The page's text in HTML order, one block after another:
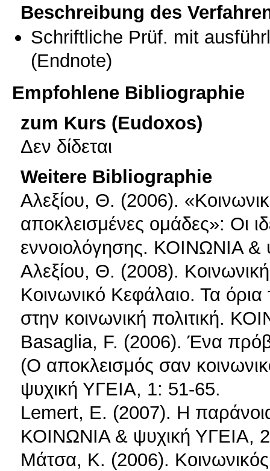
Beschreibung des
Schriftliche Prüf. mit
(Endnote)
Empfohlene Bibliographie
zum Kurs (Eudoxos)
Δεν δίδεται
Weitere Bibliographie
Αλεξίου, Θ. (2006).
αποκλεισμένες ομάδες»: Οι
εννοιολόγησης. ΚΟΙΝΩΝΙΑ
Αλεξίου, Θ. (2008).
Κοινωνικό Κεφάλαιο. Τα
στην κοινωνική πολιτική.
Basaglia, F. (2006). Ένα
(Ο αποκλεισμός σαν
ψυχική ΥΓΕΙΑ, 1: 51-65.
Lemert, E. (2007). Η
ΚΟΙΝΩΝΙΑ & ψυχική ΥΓΕΙΑ,
Μάτσα, Κ. (2006). Κοινωνικός